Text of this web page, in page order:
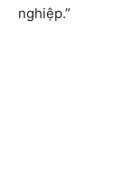
nghiệp.”